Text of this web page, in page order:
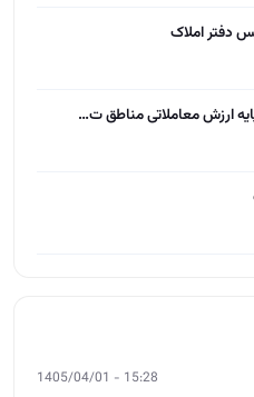
دفتر املاک
ارزش معاملاتی مناطق ت…
15:28 - 1405/04/01